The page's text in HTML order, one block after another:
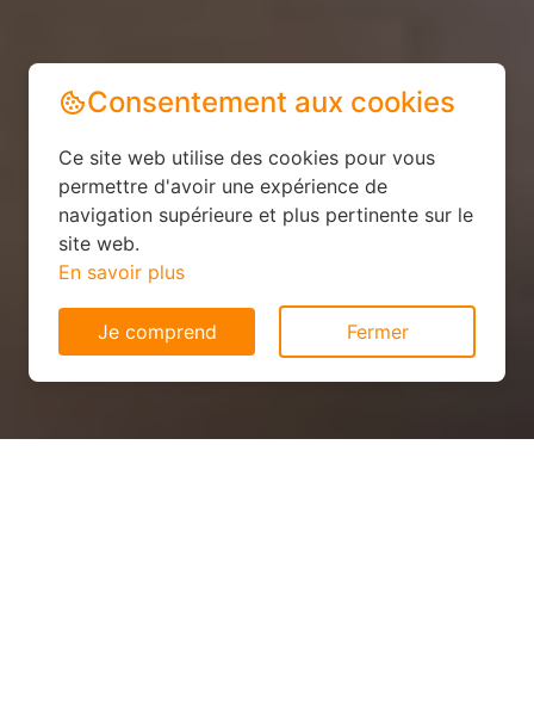
Consentement aux cookies
Ce site web utilise des cookies pour vous
permettre d'avoir une expérience de
navigation supérieure et plus pertinente sur le
site web.
En savoir plus
Je comprend Fermer